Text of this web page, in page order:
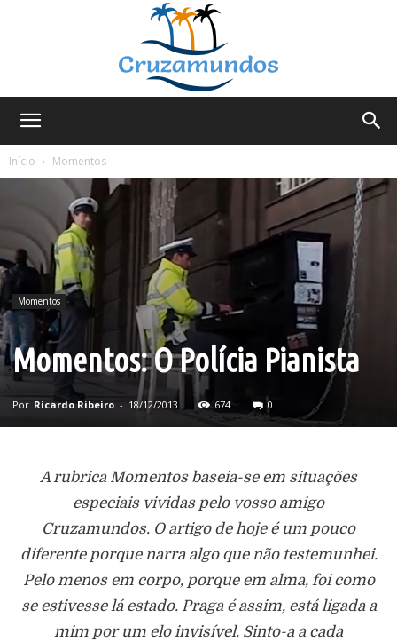
Início
Momentos
Momentos
Momentos: O Polícia Pianista
Por Ricardo Ribeiro - 18/12/2013 674 0
A rubrica Momentos baseia-se em situações
especiais vividas pelo vosso amigo
Cruzamundos. O artigo de hoje é um pouco
diferente porque narra algo que não testemunhei.
Pelo menos em corpo, porque em alma, foi como
se estivesse lá estado. Praga é assim, está ligada a
mim por um elo invisível. Sinto-a a cada